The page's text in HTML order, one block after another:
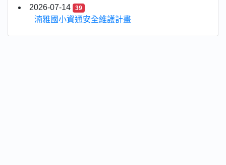
2026-07-14
39
湳雅國小資通安全維護計畫